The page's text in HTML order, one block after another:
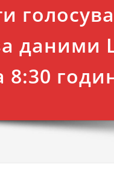
даними
8:30